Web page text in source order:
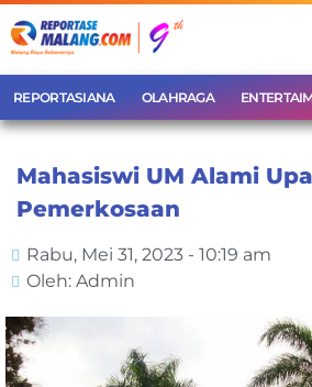
REPORTASIANA OLAHRAGA
Mahasiswi UM Alami
Pemerkosaan
Rabu, Mei 31, 2023 - 10:19 am
Oleh: Admin